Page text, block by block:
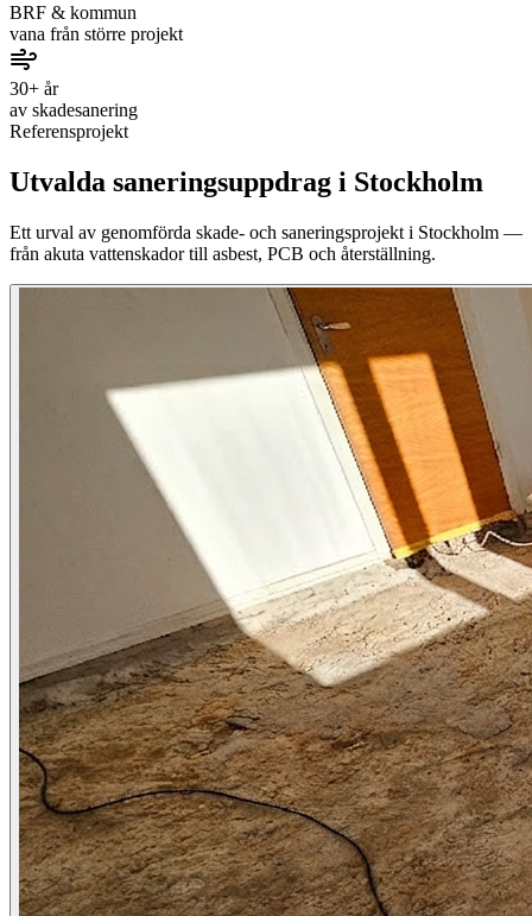
BRF & kommun
vana från större projekt
30+ år
av skadesanering
Referensprojekt
Utvalda saneringsuppdrag i Stockholm
Ett urval av genomförda skade- och saneringsprojekt i Stockholm —
från akuta vattenskador till asbest, PCB och återställning.